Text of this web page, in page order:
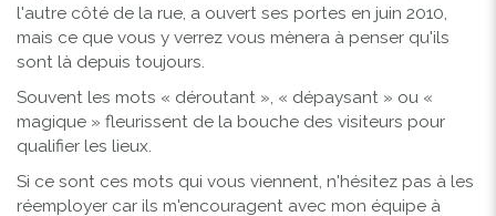
l'autre côté de la rue, a ouvert ses portes en juin 2010,
mais ce que vous y verrez vous mènera à penser qu'ils
sont là depuis toujours.
Souvent les mots « déroutant », « dépaysant » ou «
magique » fleurissent de la bouche des visiteurs pour
qualifier les lieux.
Si ce sont ces mots qui vous viennent, n'hésitez pas à les
réemployer car ils m'encouragent avec mon équipe à